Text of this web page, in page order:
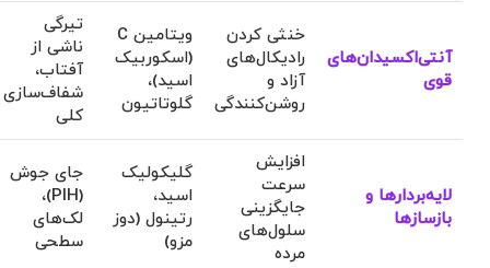
آنتی‌اکسیدان‌های
قوی
خنثی کردن
رادیکال‌های
آزاد و
روشن‌کنندگی
ویتامین C
(اسکوربیک
اسید)،
گلوتاتیون
تیرگی
ناشی از
آفتاب،
شفاف‌سازی
کلی
لایه‌بردارها و
بازسازها
افزایش
سرعت
جایگزینی
سلول‌های
مرده
گلیکولیک
اسید،
رتینول (دوز
مزو)
جای جوش
(PIH)،
لک‌های
سطحی